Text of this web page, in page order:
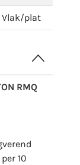
Vlak/plat
RMQ
10